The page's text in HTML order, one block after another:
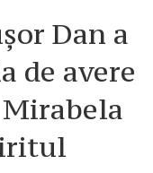
Dan a
de avere